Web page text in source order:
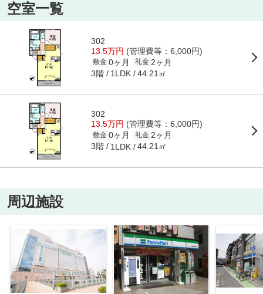
空室一覧
302
13.5万円 (管理費等：6,000円)
敷金 0ヶ月 礼金 2ヶ月
3階 1LDK 44.21㎡
302
13.5万円 (管理費等：6,000円)
敷金 0ヶ月 礼金 2ヶ月
3階 1LDK 44.21㎡
周辺施設